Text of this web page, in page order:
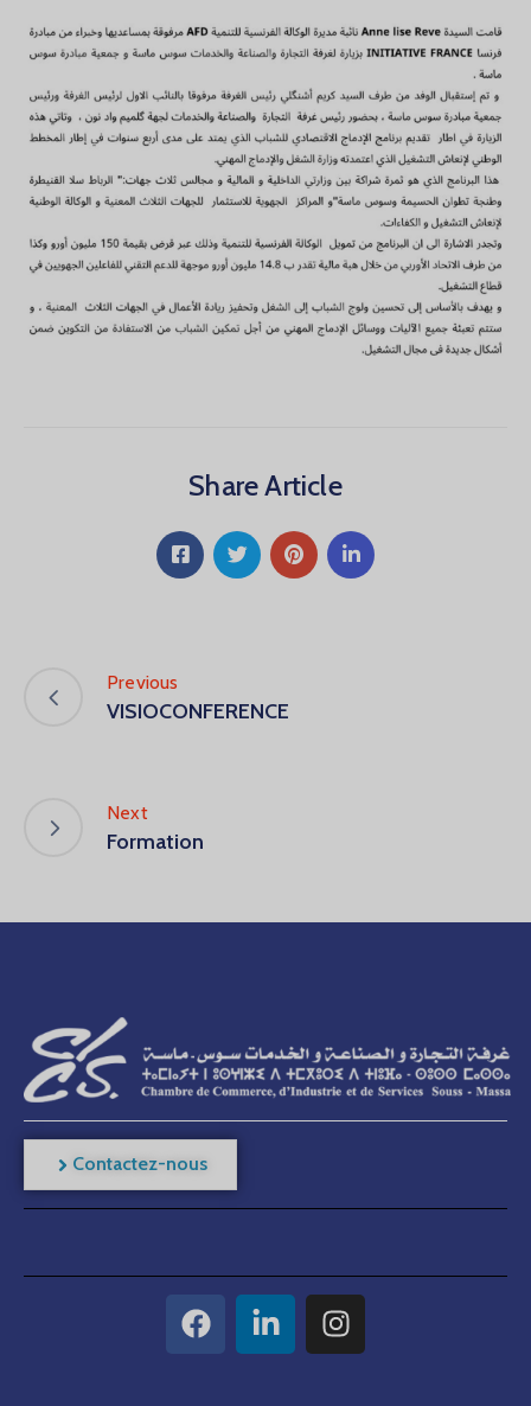
Share Article
Previous
VISIOCONFERENCE
Next
Formation
Contactez-nous